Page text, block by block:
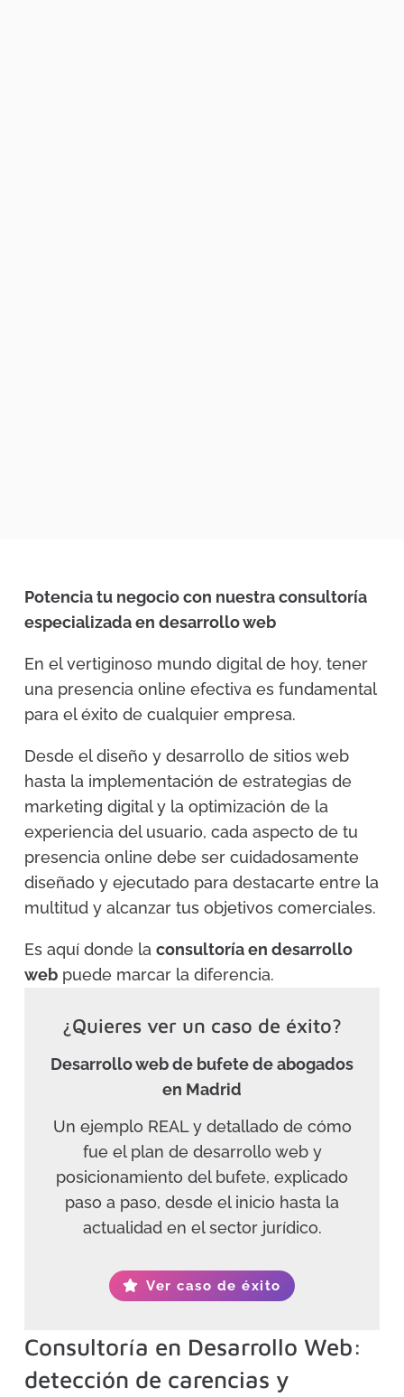
Potencia tu negocio con nuestra consultoría
especializada en desarrollo web
En el vertiginoso mundo digital de hoy, tener
una presencia online efectiva es fundamental
para el éxito de cualquier empresa.
Desde el diseño y desarrollo de sitios web
hasta la implementación de estrategias de
marketing digital y la optimización de la
experiencia del usuario, cada aspecto de tu
presencia online debe ser cuidadosamente
diseñado y ejecutado para destacarte entre la
multitud y alcanzar tus objetivos comerciales.
Es aquí donde la consultoría en desarrollo
web puede marcar la diferencia.
¿Quieres ver un caso de éxito?
Desarrollo web de bufete de abogados
en Madrid
Un ejemplo REAL y detallado de cómo
fue el plan de desarrollo web y
posicionamiento del bufete, explicado
paso a paso, desde el inicio hasta la
actualidad en el sector jurídico.
Ver caso de éxito
Consultoría en Desarrollo Web:
detección de carencias y